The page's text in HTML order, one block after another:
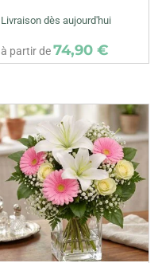
Livraison dès aujourd'hui
à partir de74,90 €